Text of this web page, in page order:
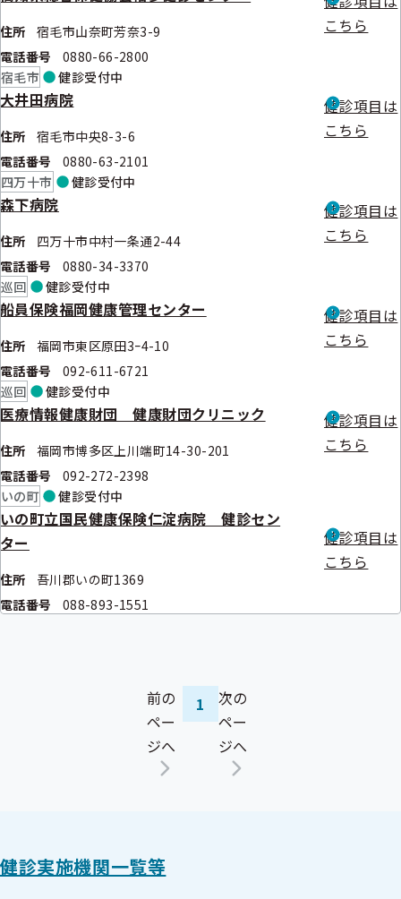
住所
宿毛市山奈町芳奈3-9
電話番号
0880-66-2800
こちら
宿毛市 健診受付中
大井田病院
住所
宿毛市中央8-3-6
電話番号
0880-63-2101
健診項目は
こちら
四万十市 健診受付中
森下病院
住所
四万十市中村一条通2-44
電話番号
0880-34-3370
健診項目は
こちら
巡回 健診受付中
船員保険福岡健康管理センター
住所
福岡市東区原田3ｰ4-10
電話番号
092-611-6721
健診項目は
こちら
巡回 健診受付中
医療情報健康財団 健康財団クリニック
住所
福岡市博多区上川端町14-30-201
電話番号
092-272-2398
健診項目は
こちら
いの町 健診受付中
いの町立国民健康保険仁淀病院 健診セン
ター
住所
吾川郡いの町1369
電話番号
088-893-1551
健診項目は
こちら
前の
ペー
ジへ
1
次の
ペー
ジへ
健診実施機関一覧等